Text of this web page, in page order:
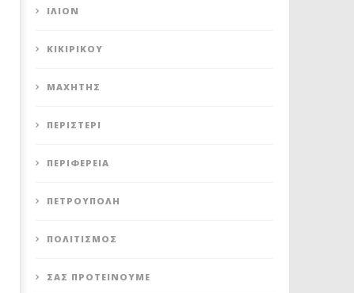
ΊΛΙΟΝ
ΚΙΚΙΡΙΚΟΥ
ΜΑΧΗΤΗΣ
ΠΕΡΙΣΤΈΡΙ
ΠΕΡΙΦΈΡΕΙΑ
ΠΕΤΡΟΎΠΟΛΗ
ΠΟΛΙΤΙΣΜΌΣ
ΣΑΣ ΠΡΟΤΕΊΝΟΥΜΕ